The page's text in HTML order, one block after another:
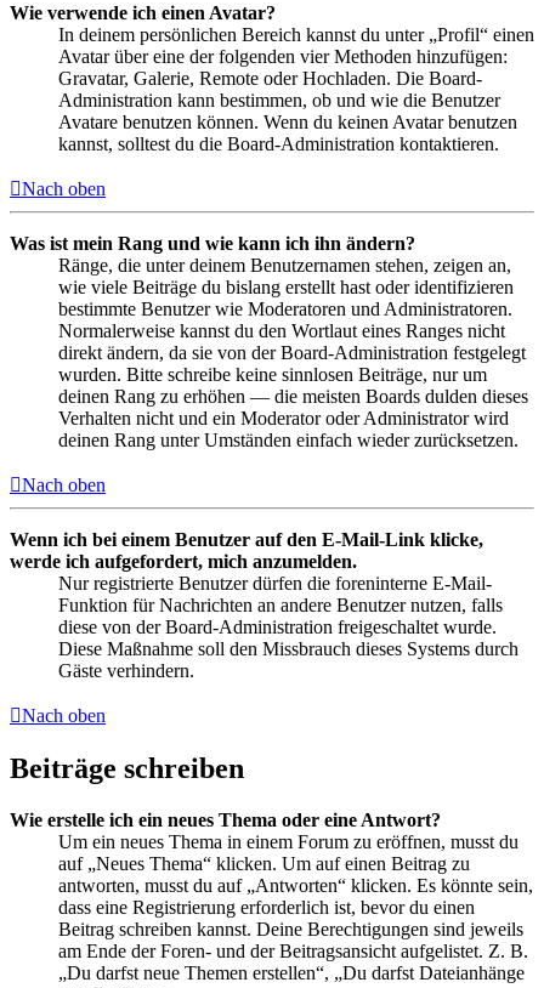
Wie verwende ich einen Avatar?
In deinem persönlichen Bereich kannst du unter „Profil“ einen
Avatar über eine der folgenden vier Methoden hinzufügen:
Gravatar, Galerie, Remote oder Hochladen. Die Board-
Administration kann bestimmen, ob und wie die Benutzer
Avatare benutzen können. Wenn du keinen Avatar benutzen
kannst, solltest du die Board-Administration kontaktieren.
Nach oben
Was ist mein Rang und wie kann ich ihn ändern?
Ränge, die unter deinem Benutzernamen stehen, zeigen an,
wie viele Beiträge du bislang erstellt hast oder identifizieren
bestimmte Benutzer wie Moderatoren und Administratoren.
Normalerweise kannst du den Wortlaut eines Ranges nicht
direkt ändern, da sie von der Board-Administration festgelegt
wurden. Bitte schreibe keine sinnlosen Beiträge, nur um
deinen Rang zu erhöhen — die meisten Boards dulden dieses
Verhalten nicht und ein Moderator oder Administrator wird
deinen Rang unter Umständen einfach wieder zurücksetzen.
Nach oben
Wenn ich bei einem Benutzer auf den E-Mail-Link klicke,
werde ich aufgefordert, mich anzumelden.
Nur registrierte Benutzer dürfen die foreninterne E-Mail-
Funktion für Nachrichten an andere Benutzer nutzen, falls
diese von der Board-Administration freigeschaltet wurde.
Diese Maßnahme soll den Missbrauch dieses Systems durch
Gäste verhindern.
Nach oben
Beiträge schreiben
Wie erstelle ich ein neues Thema oder eine Antwort?
Um ein neues Thema in einem Forum zu eröffnen, musst du
auf „Neues Thema“ klicken. Um auf einen Beitrag zu
antworten, musst du auf „Antworten“ klicken. Es könnte sein,
dass eine Registrierung erforderlich ist, bevor du einen
Beitrag schreiben kannst. Deine Berechtigungen sind jeweils
am Ende der Foren- und der Beitragsansicht aufgelistet. Z. B.
„Du darfst neue Themen erstellen“, „Du darfst Dateianhänge